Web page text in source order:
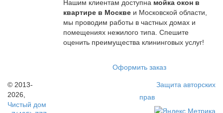
Нашим клиентам доступна мойка окон в
квартире в Москве и Московской области,
мы проводим работы в частных домах и
помещениях нежилого типа. Спешите
оценить преимущества клининговых услуг!
Оформить заказ
© 2013-
2026,
Чистый дом
Защита авторских
прав